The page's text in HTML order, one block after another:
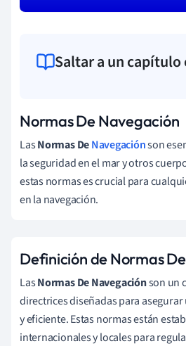
Saltar a un capítulo
Normas De Navegación
LasNormas DeNavegaciónson
la seguridad en el mar y otros
estas normas es crucial para
en la navegación.
Definición de Normas
LasNormas De Navegaciónson un
directrices diseñadas para
y eficiente. Estas normas están
internacionales y locales para